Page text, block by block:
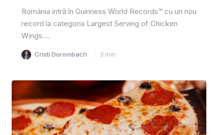
România intră în Guinness World Records™️ cu un nou
record la categoria Largest Serving of Chicken
Wings....
Cristi Dorombach 3 min